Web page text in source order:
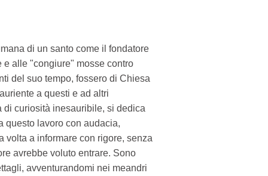
di un santo come il fondatore
alle "congiure" mosse contro
del suo tempo, fossero di Chiesa
a questi e ad altri
di curiosità inesauribile, si dedica
questo lavoro con audacia,
volta a informare con rigore, senza
avrebbe voluto entrare. Sono
avventurandomi nei meandri